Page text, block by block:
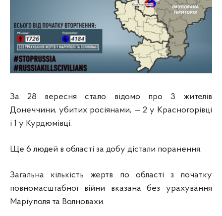
За 28 вересня стало відомо про 3 жителів
Донеччини, убитих росіянами, — 2 у Красногорівці
і 1 у Курдюмівці.
Ще 6 людей в області за добу дістали поранення.
Загальна кількість жертв по області з початку
повномасштабної війни вказана без урахування
Маріуполя та Волновахи.